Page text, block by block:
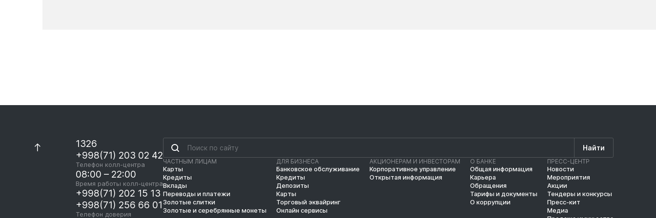
1326
+998(71) 203 02 42
Телефон колл-центра
08:00 – 22:00
Время работы колл-центра
+998(71) 202 15 13
+998(71) 256 66 01
Телефон доверия
Найти
ЧАСТНЫМ ЛИЦАМ
Карты
Кредиты
Вклады
Переводы и платежи
Золотые слитки
Золотые и серебрянные монеты
ДЛЯ БИЗНЕСА
Банковское обслуживание
Кредиты
Депозиты
Карты
Торговый эквайринг
Онлайн сервисы
АКЦИОНЕРАМ И ИНВЕСТОРАМ
Корпоративное управление
Открытая информация
О БАНКЕ
Общая информация
Карьера
Обращения
Тарифы и документы
О коррупции
ПРЕСС-ЦЕНТР
Новости
Мероприятия
Акции
Тендеры и конкурсы
Пресс-кит
Медиа